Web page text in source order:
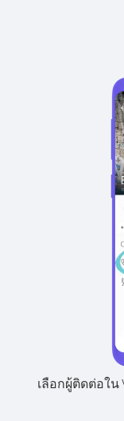
เลือกผู้ติดต่อใ